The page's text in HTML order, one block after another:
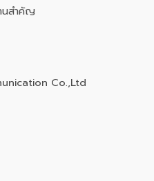
นสำคัญ
Co.,Ltd